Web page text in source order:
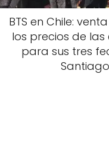
BTS en Chile:
los precios de
para sus tres
Santiago